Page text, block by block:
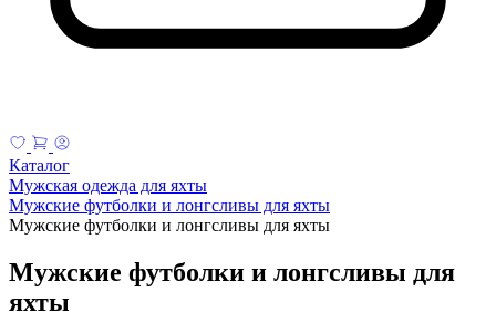
Каталог
Мужская одежда для яхты
Мужские футболки и лонгсливы для яхты
Мужские футболки и лонгсливы для яхты
Мужские футболки и лонгсливы для
яхты